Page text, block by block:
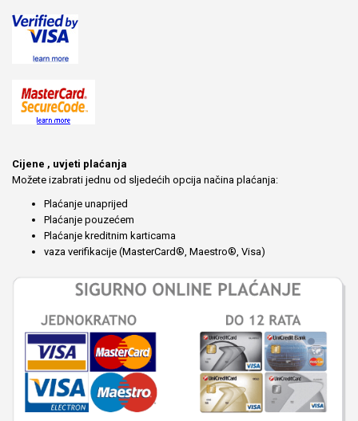
Cijene , uvjeti plaćanja
Možete izabrati jednu od sljedećih opcija načina plaćanja:
Plaćanje unaprijed
Plaćanje pouzećem
Plaćanje kreditnim karticama
vaza verifikacije (MasterCard®, Maestro®, Visa)